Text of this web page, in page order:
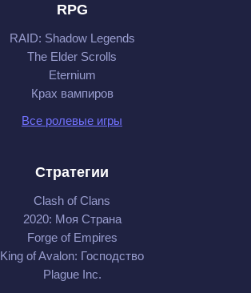
RPG
RAID: Shadow Legends
The Elder Scrolls
Eternium
Крах вампиров
Все ролевые игры
Стратегии
Clash of Clans
2020: Моя Cтрана
Forge of Empires
King of Avalon: Господство
Plague Inc.